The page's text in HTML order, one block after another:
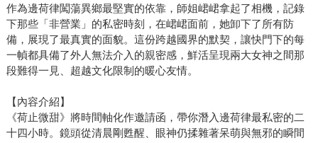
作為邊荷律闖蕩異鄉最堅實的依靠，師姐峮峮拿起了相機，記錄
下那些「非營業」的私密時刻，在峮峮面前，她卸下了所有防
備，展現了最真實的面貌。這份跨越國界的默契，讓快門下的每
一幀都具備了外人無法介入的親密感，鮮活呈現兩大女神之間那
段難得一見、超越文化限制的暖心友情。
【內容介紹】
《荷止微甜》將時間軸化作邀請函，帶你潛入邊荷律最私密的二
十四小時。鏡頭從清晨剛甦醒、眼神仍揉雜著呆萌與無邪的瞬間